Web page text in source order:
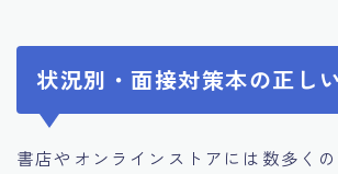
状況別・面接対策本の正し
書店やオンラインストアには数多く